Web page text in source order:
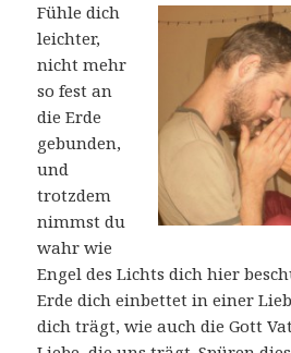
Fühle dich
leichter,
nicht mehr
so fest an
die Erde
gebunden,
und
trotzdem
nimmst du
wahr wie
Engel des Lichts dich hier
Erde dich einbettet in einer
dich trägt, wie auch die Gott